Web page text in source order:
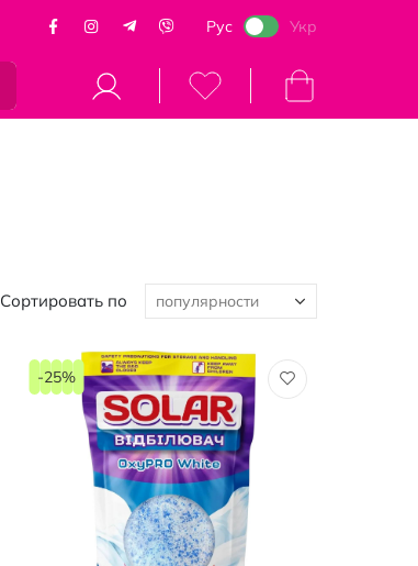
Рус Укр
Моя корзина
Сортировать по
-25%